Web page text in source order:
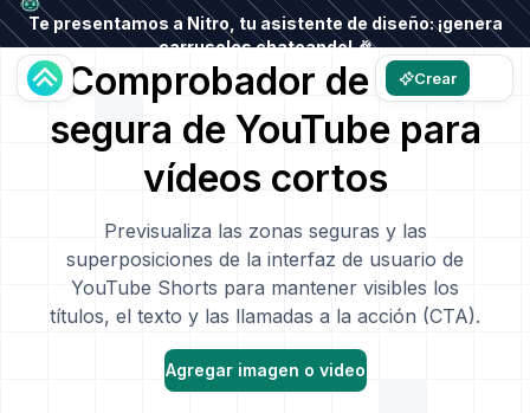
Te presentamos a Nitro, tu asistente de diseño: ¡genera
carruseles chateando! 🎉
Crear
Comprobador de zona
segura de YouTube para
vídeos cortos
Previsualiza las zonas seguras y las
superposiciones de la interfaz de usuario de
YouTube Shorts para mantener visibles los
títulos, el texto y las llamadas a la acción (CTA).
Agregar imagen o video